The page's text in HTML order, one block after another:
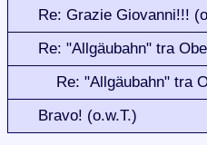
Re: Grazie Giovanni!!!
Re: "Allgäubahn" tra
Re: "Allgäubahn" tra
Bravo! (o.w.T.)